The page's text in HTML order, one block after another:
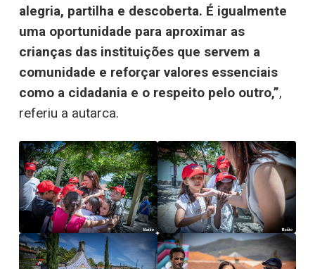
alegria, partilha e descoberta. É igualmente
uma oportunidade para aproximar as
crianças das instituições que servem a
comunidade e reforçar valores essenciais
como a cidadania e o respeito pelo outro,”,
referiu a autarca.